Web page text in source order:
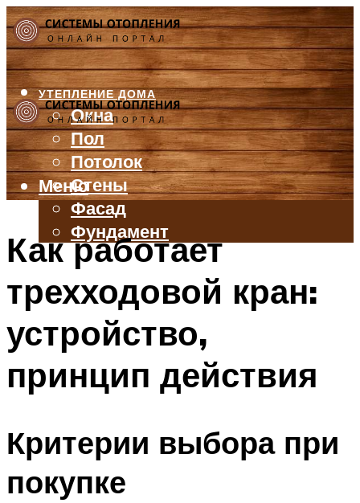
УТЕПЛЕНИЕ ДОМА
Окна
Пол
Потолок
Стены
Фасад
Фундамент
БАЛКОН И ЛОДЖИЯ
ВЕНТИЛЯЦИЯ
ТРУБЫ
Меню
Меню
Как работает
трехходовой кран:
устройство,
принцип действия
Критерии выбора при
покупке